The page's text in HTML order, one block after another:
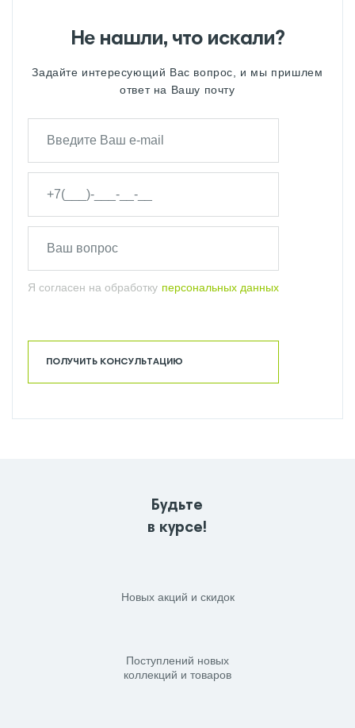
Не нашли, что искали?
Задайте интересующий Вас вопрос, и мы пришлем
ответ на Вашу почту
Я согласен на обработку персональных данных
ПОЛУЧИТЬ КОНСУЛЬТАЦИЮ
Будьте
в курсе!
Новых акций и скидок
Поступлений новых
коллекций и товаров